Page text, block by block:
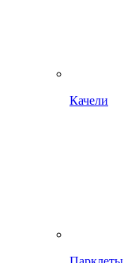
Качели